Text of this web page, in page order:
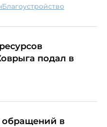
благоустройство
подал в
обращений в